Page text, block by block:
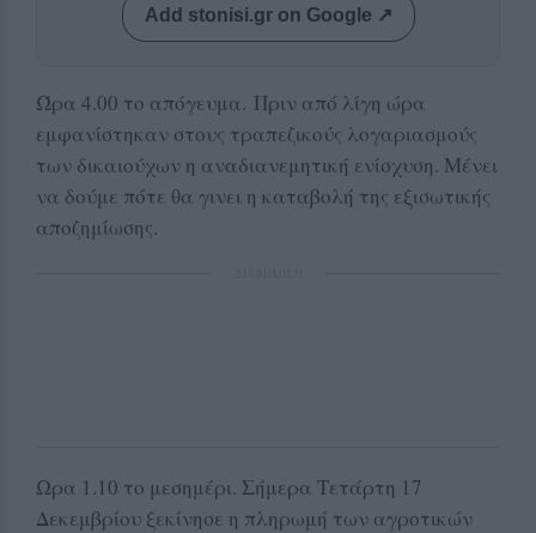
Add stonisi.gr on Google ↗
Ώρα 4.00 το απόγευμα. Πριν από λίγη ώρα
εμφανίστηκαν στους τραπεζικούς λογαριασμούς
των δικαιούχων η αναδιανεμητική ενίσχυση. Μένει
να δούμε πότε θα γινει η καταβολή της εξισωτικής
αποζημίωσης.
Ωρα 1.10 το μεσημέρι. Σήμερα Τετάρτη 17
Δεκεμβρίου ξεκίνησε η πληρωμή των αγροτικών